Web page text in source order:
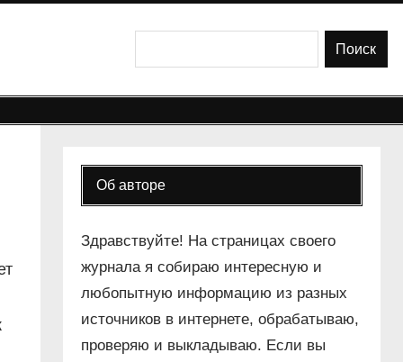
Поиск
Об авторе
Здравствуйте! На страницах своего
журнала я собираю интересную и
любопытную информацию из разных
источников в интернете, обрабатываю,
проверяю и выкладываю. Если вы